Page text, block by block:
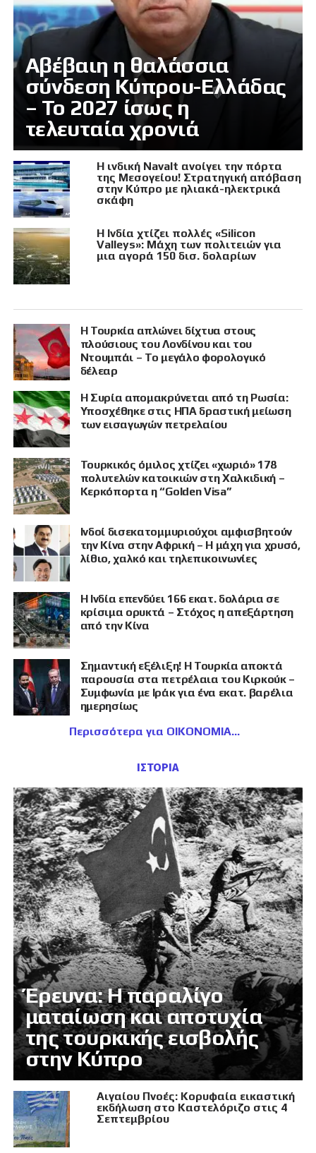
Αβέβαιη η θαλάσσια
σύνδεση Κύπρου-Ελλάδας
– Το 2027 ίσως η
τελευταία χρονιά
Η ινδική Navalt ανοίγει την πόρτα
της Μεσογείου! Στρατηγική απόβαση
στην Κύπρο με ηλιακά-ηλεκτρικά
σκάφη
Η Ινδία χτίζει πολλές «Silicon
Valleys»: Μάχη των πολιτειών για
μια αγορά 150 δισ. δολαρίων
Η Τουρκία απλώνει δίχτυα στους
πλούσιους του Λονδίνου και του
Ντουμπάι – Το μεγάλο φορολογικό
δέλεαρ
Η Συρία απομακρύνεται από τη Ρωσία:
Υποσχέθηκε στις ΗΠΑ δραστική μείωση
των εισαγωγών πετρελαίου
Τουρκικός όμιλος χτίζει «χωριό» 178
πολυτελών κατοικιών στη Χαλκιδική –
Κερκόπορτα η “Golden Visa”
Ινδοί δισεκατομμυριούχοι αμφισβητούν
την Κίνα στην Αφρική – Η μάχη για χρυσό,
λίθιο, χαλκό και τηλεπικοινωνίες
Η Ινδία επενδύει 166 εκατ. δολάρια σε
κρίσιμα ορυκτά – Στόχος η απεξάρτηση
από την Κίνα
Σημαντική εξέλιξη! Η Τουρκία αποκτά
παρουσία στα πετρέλαια του Κιρκούκ –
Συμφωνία με Ιράκ για ένα εκατ. βαρέλια
ημερησίως
Περισσότερα για ΟΙΚΟΝΟΜΙΑ
ΙΣΤΟΡΙΑ
Έρευνα: Η παραλίγο
ματαίωση και αποτυχία
της τουρκικής εισβολής
στην Κύπρο
Αιγαίου Πνοές: Κορυφαία εικαστική
εκδήλωση στο Καστελόριζο στις 4
Σεπτεμβρίου